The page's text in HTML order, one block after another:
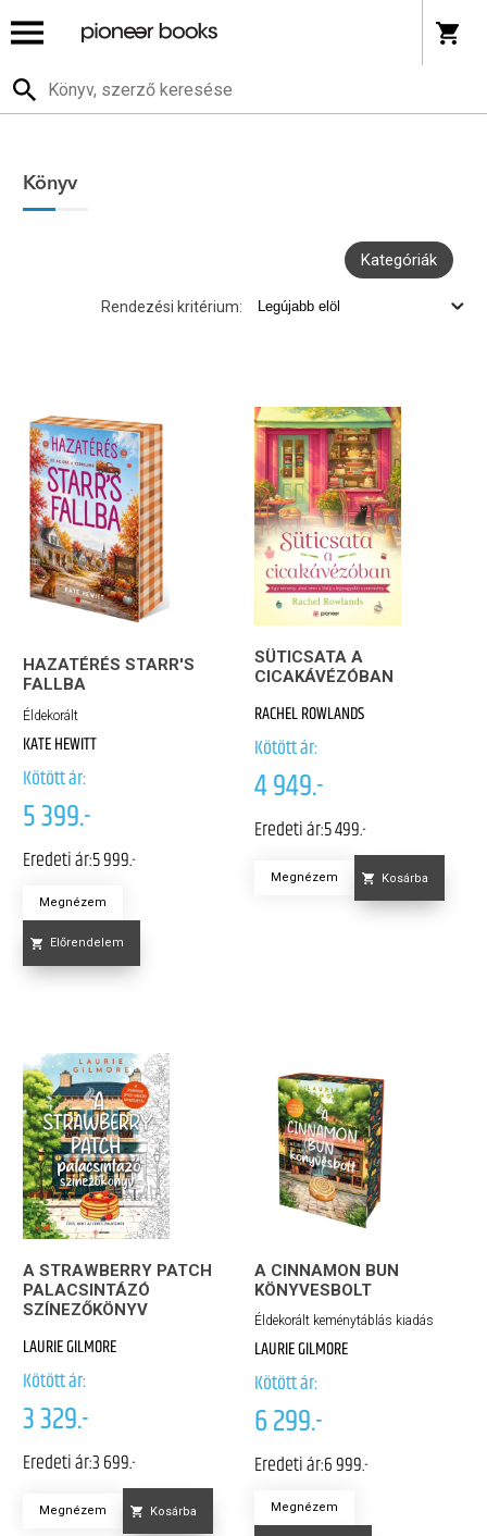
Könyv
Kategóriák
Rendezési kritérium:
HAZATÉRÉS STARR'S
FALLBA
Éldekorált
KATE HEWITT
Kötött ár:
5 399.-
Eredeti ár:5 999.-
Megnézem
Előrendelem
SÜTICSATA A
CICAKÁVÉZÓBAN
RACHEL ROWLANDS
Kötött ár:
4 949.-
Eredeti ár:5 499.-
Megnézem Kosárba
A STRAWBERRY PATCH
PALACSINTÁZÓ
SZÍNEZŐKÖNYV
LAURIE GILMORE
Kötött ár:
3 329.-
Eredeti ár:3 699.-
Megnézem Kosárba
A CINNAMON BUN
KÖNYVESBOLT
Éldekorált keménytáblás kiadás
LAURIE GILMORE
Kötött ár:
6 299.-
Eredeti ár:6 999.-
Megnézem